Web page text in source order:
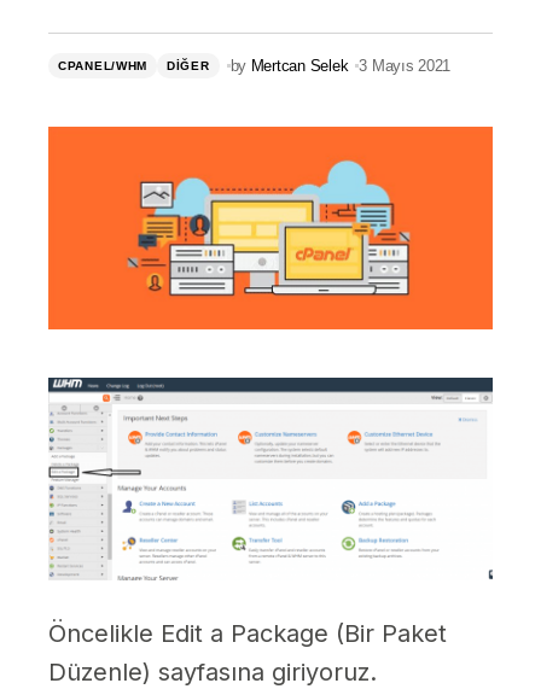
CPANEL/WHM DIĞER by Mertcan Selek 3 Mayıs 2021
Öncelikle Edit a Package (Bir Paket
Düzenle) sayfasına giriyoruz.